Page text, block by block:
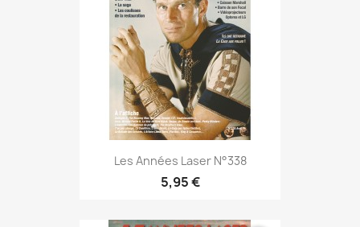
Les Années Laser N°338
5,95 €